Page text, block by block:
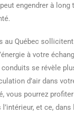
engendrer à long
au Québec
à votre
se révèle
d’air dans
vous pourrez profiter
l’intérieur, et ce,